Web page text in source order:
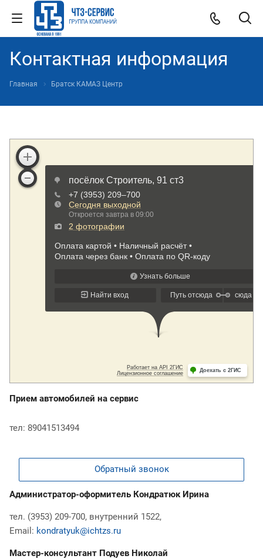
Контактная информация
Главная Братск КАМАЗ Центр
Прием автомобилей на сервис
тел: 89041513494
Обратный звонок
Администратор-оформитель Кондратюк Ирина
тел. (3953) 209-700, внутренний 1522,
Email: kondratyuk@ichtzs.ru
Мастер-консультант Подуев Николай